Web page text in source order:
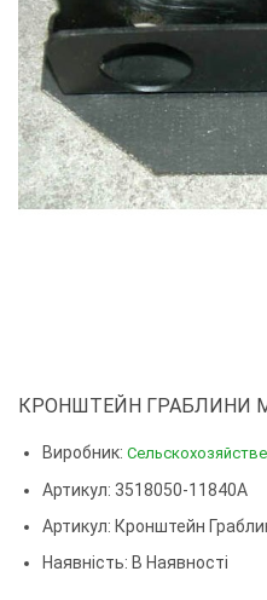
КРОНШТЕЙН ГРАБЛИНИ
Виробник:
Артикул: 3518050-11840А
Артикул: Кронштейн
Наявність: В Наявності